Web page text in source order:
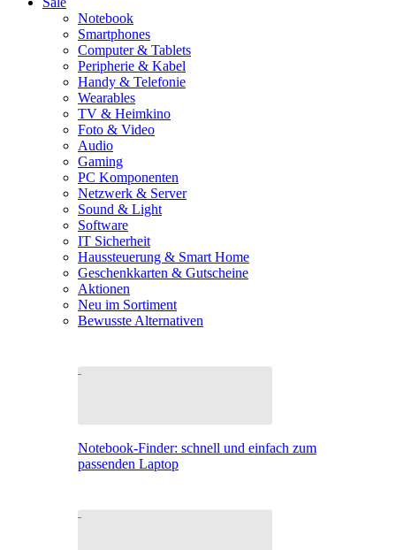
Notebook
Smartphones
Computer & Tablets
Peripherie & Kabel
Handy & Telefonie
Wearables
TV & Heimkino
Foto & Video
Audio
Gaming
PC Komponenten
Netzwerk & Server
Sound & Light
Software
IT Sicherheit
Haussteuerung & Smart Home
Geschenkkarten & Gutscheine
Aktionen
Neu im Sortiment
Bewusste Alternativen
Notebook-Finder: schnell und einfach zum
passenden Laptop